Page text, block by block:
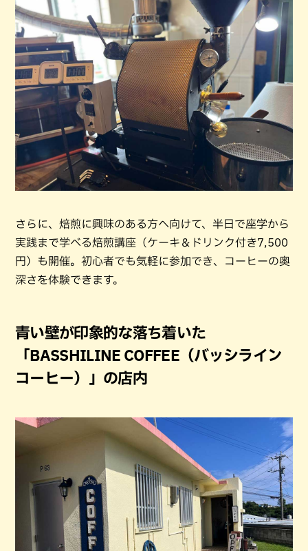
さらに、焙煎に興味のある方へ向けて、半日で座学から
実践まで学べる焙煎講座（ケーキ＆ドリンク付き7,500
円）も開催。初心者でも気軽に参加でき、コーヒーの奥
深さを体験できます。
青い壁が印象的な落ち着いた
「BASSHILINE COFFEE（バッシライン
コーヒー）」の店内